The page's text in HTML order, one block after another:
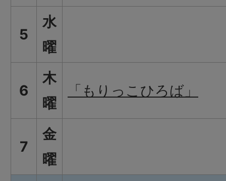
5
水
曜
6
木
曜
「もりっこひろば」
7
金
曜